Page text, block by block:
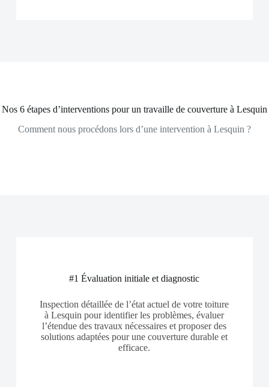
Nos 6 étapes d’interventions pour un travaille de couverture à Lesquin
Comment nous procédons lors d’une intervention à Lesquin ?
#1 Évaluation initiale et diagnostic
Inspection détaillée de l’état actuel de votre toiture
à Lesquin pour identifier les problèmes, évaluer
l’étendue des travaux nécessaires et proposer des
solutions adaptées pour une couverture durable et
efficace.